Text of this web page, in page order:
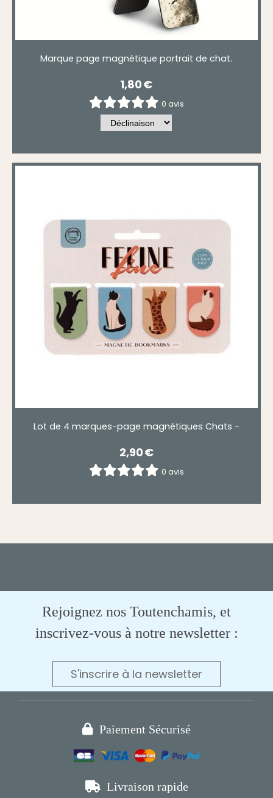
Marque page magnétique portrait de chat.
1,80€
0 avis
Lot de 4 marques-page magnétiques Chats -
2,90€
0 avis
Rejoignez nos Toutenchamis, et
inscrivez-vous à notre newsletter :
S'inscrire à la newsletter
 Paiement Sécurisé
 Livraison rapide